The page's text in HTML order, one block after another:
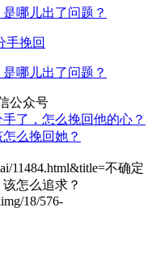
哪儿出了问题？
手挽回
哪儿出了问题？
了，怎么挽回他的心？
么挽回她？
11484.html&title=不确定
怎么追求？
18/576-